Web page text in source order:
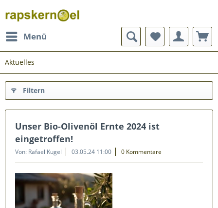
Menü
Aktuelles
Filtern
Unser Bio-Olivenöl Ernte 2024 ist
eingetroffen!
Von: Rafael Kugel 03.05.24 11:00 0 Kommentare